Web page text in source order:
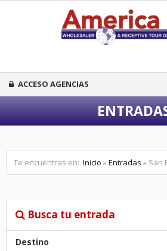
ACCESO AGENCIAS
Te encuentras en: Inicio »Entradas » San
Busca tu entrada
Destino